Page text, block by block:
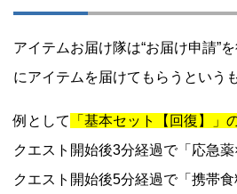
アイテムお届け隊は“お届け申請”
にアイテムを届けてもらうという
例として
「基本セット【回復】」
クエスト開始後3分経過で「応急薬
クエスト開始後5分経過で「携帯食